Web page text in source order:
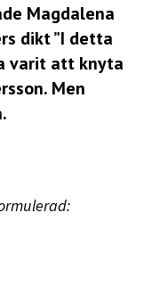
Magdalena
dikt ”I detta
varit att knyta
Men